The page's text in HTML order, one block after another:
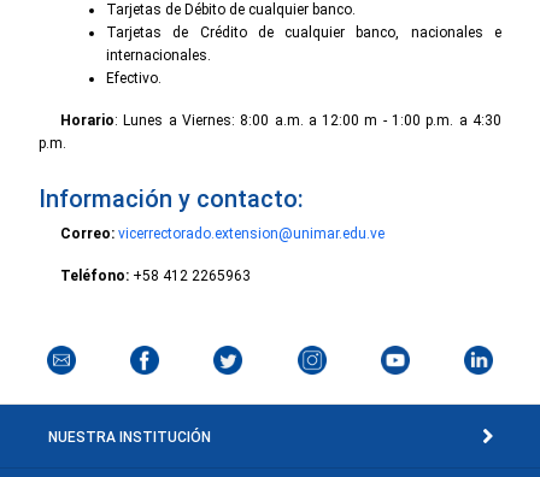
Tarjetas de Débito de cualquier banco.
Tarjetas de Crédito de cualquier banco, nacionales e
internacionales.
Efectivo.
Horario: Lunes a Viernes: 8:00 a.m. a 12:00 m - 1:00 p.m. a 4:30
p.m.
Información y contacto:
Correo: vicerrectorado.extension@unimar.edu.ve
Teléfono: +58 412 2265963
NUESTRA INSTITUCIÓN